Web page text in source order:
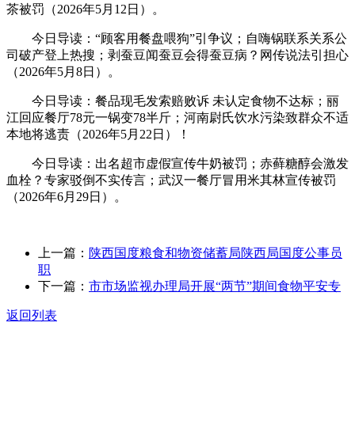
茶被罚（2026年5月12日）。
今日导读：“顾客用餐盘喂狗”引争议；自嗨锅联系关系公
司破产登上热搜；剥蚕豆闻蚕豆会得蚕豆病？网传说法引担心
（2026年5月8日）。
今日导读：餐品现毛发索赔败诉 未认定食物不达标；丽
江回应餐厅78元一锅变78半斤；河南尉氏饮水污染致群众不适
本地将逃责（2026年5月22日）！
今日导读：出名超市虚假宣传牛奶被罚；赤藓糖醇会激发
血栓？专家驳倒不实传言；武汉一餐厅冒用米其林宣传被罚
（2026年6月29日）。
上一篇： 陕西国度粮食和物资储蓄局陕西局国度公事员
职
下一篇： 市市场监视办理局开展“两节”期间食物平安专
返回列表